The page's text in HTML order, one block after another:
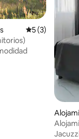
Calificación
5 (3)